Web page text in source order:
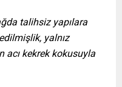
talihsiz yapılara
yalnız
acı kekrek kokusuyla